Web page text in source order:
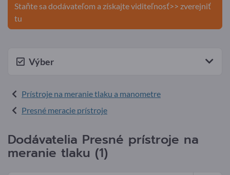
Staňte sa dodávateľom a získajte viditeľnosť>> zverejniť
tu
Výber
Prístroje na meranie tlaku a manometre
Presné meracie prístroje
Dodávatelia Presné prístroje na
meranie tlaku (1)